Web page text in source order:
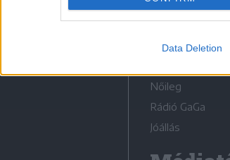
Data Deletion
Krónika
Bihari Napló
Erdélyi Napló
Nőileg
Rádió GaGa
Jóállás